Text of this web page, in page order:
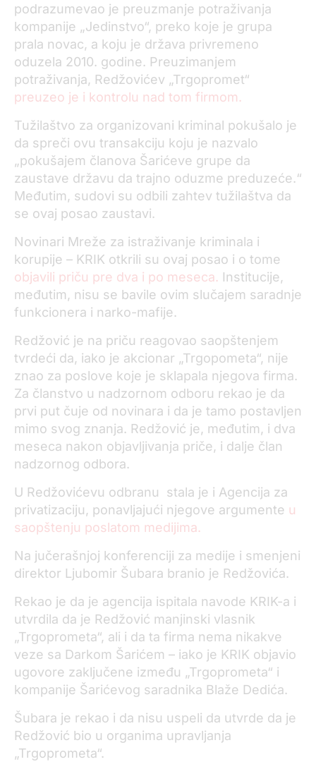
podrazumevao je preuzmanje potraživanja
kompanije „Jedinstvo“, preko koje je grupa
prala novac, a koju je država privremeno
oduzela 2010. godine. Preuzimanjem
potraživanja, Redžovićev „Trgopromet“
preuzeo je i kontrolu nad tom firmom.
Tužilaštvo za organizovani kriminal pokušalo je
da spreči ovu transakciju koju je nazvalo
„pokušajem članova Šarićeve grupe da
zaustave državu da trajno oduzme preduzeće.“
Međutim, sudovi su odbili zahtev tužilaštva da
se ovaj posao zaustavi.
Novinari Mreže za istraživanje kriminala i
korupije – KRIK otkrili su ovaj posao i o tome
objavili priču pre dva i po meseca. Institucije,
međutim, nisu se bavile ovim slučajem saradnje
funkcionera i narko-mafije.
Redžović je na priču reagovao saopštenjem
tvrdeći da, iako je akcionar „Trgopometa“, nije
znao za poslove koje je sklapala njegova firma.
Za članstvo u nadzornom odboru rekao je da
prvi put čuje od novinara i da je tamo postavljen
mimo svog znanja. Redžović je, međutim, i dva
meseca nakon objavljivanja priče, i dalje član
nadzornog odbora.
U Redžovićevu odbranu stala je i Agencija za
privatizaciju, ponavljajući njegove argumente u
saopštenju poslatom medijima.
Na jučerašnjoj konferenciji za medije i smenjeni
direktor Ljubomir Šubara branio je Redžovića.
Rekao je da je agencija ispitala navode KRIK-a i
utvrdila da je Redžović manjinski vlasnik
„Trgoprometa“, ali i da ta firma nema nikakve
veze sa Darkom Šarićem – iako je KRIK objavio
ugovore zaključene između „Trgoprometa“ i
kompanije Šarićevog saradnika Blaže Dedića.
Šubara je rekao i da nisu uspeli da utvrde da je
Redžović bio u organima upravljanja
„Trgoprometa“.